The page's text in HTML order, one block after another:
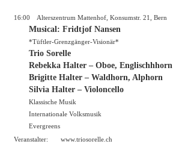
16:00 Alterszentrum Mattenhof, Konsumstr. 21, Bern
Musical: Fridtjof Nansen
*Tüftler-Grenzgänger-Visionär*
Trio Sorelle
Rebekka Halter – Oboe, Englischhhorn
Brigitte Halter – Waldhorn, Alphorn
Silvia Halter – Violoncello
Klassische Musik
Internationale Volksmusik
Evergreens
Veranstalter:
www.triosorelle.ch